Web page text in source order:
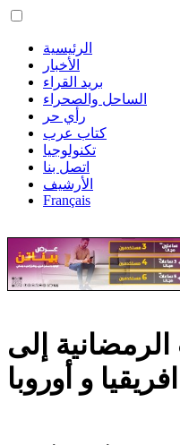
الرئيسية
الأخبار
بريد القراء
الساحل والصحراء
رأي حر
كتاب عرب
تكنولوجيا
اتصل بنا
الأرشيف
Français
الرمضانية إلى
افريقيا و أوروبا